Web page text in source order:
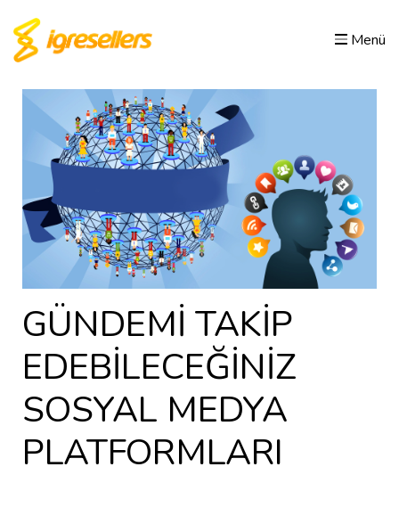
Menü
GÜNDEMİ TAKİP
EDEBİLECEĞİNİZ
SOSYAL MEDYA
PLATFORMLARI